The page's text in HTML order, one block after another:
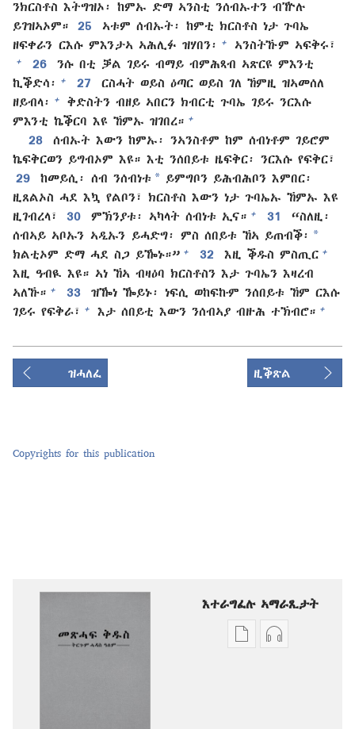
ንክርስቶስ እትግዝኦ፡ ከምኡ ድማ ኣንስቲ ንሰብኡተን ብዅሉ
ይገዝኣኦም።
25
ኣቱም ሰብኡት፡ ከምቲ ክርስቶስ ነታ ጉባኤ
ዘፍቀራን ርእሱ ምእንታኣ ኣሕሊፉ ዝሃበን፡
+ ኣንስትኹም ኣፍቅሩ፣
+ 26
ንሱ በቲ ቓል ገይሩ ብማይ ብምሕጻብ ኣጽርዩ ምእንቲ
ኪቕድሳ፡
+ 27
ርስሓት ወይስ ዕጣር ወይስ ገለ ኸምዚ ዝኣመሰለ
ዘይብላ፡
+
ቅድስትን ብዘይ ኣበርን ክብርቲ ጉባኤ ገይሩ ንርእሱ
ምእንቲ ኬቕርባ እዩ ኸምኡ ዝገበረ። +
28
ሰብኡት እውን ከምኡ፡ ንኣንስቶም ከም ሰብነቶም ገይሮም
ኬፍቅርወን ይግብኦም እዩ። እቲ ንሰበይቱ ዜፍቅር፡ ንርእሱ የፍቅር፣
29
ከመይሲ፡ ሰብ ንሰብነቱ * ይምግቦን ይሕብሕቦን እምበር፡
ዚጸልኦስ ሓደ እኳ የልቦን፣ ክርስቶስ እውን ነታ ጉባኤኡ ኸምኡ እዩ
ዚገብረላ፣
30 ምኽንያቱ፡ ኣካላት ሰብነቱ ኢና። + 31
“ስለዚ፡
ሰብኣይ ኣቦኡን ኣዲኡን ይሓድግ፡ ምስ ሰበይቱ ኸኣ ይጠብቕ፡ *
ክልቲኦም ድማ ሓደ ስጋ ይዀኑ።” + 32 እዚ ቕዱስ ምስጢር +
እዚ ዓብዪ እዩ። ኣነ ኸኣ ብዛዕባ ክርስቶስን እታ ጉባኤን እዛረብ
ኣለኹ። + 33
ዝዀነ ዀይኑ፡ ነፍሲ ወከፍኩም ንሰበይቱ ኸም ርእሱ
ገይሩ የፍቅራ፣
+ እታ ሰበይቲ እውን ንሰብኣያ ብዙሕ ተኽብሮ። +
ዝሓለፈ ዚቕጽል
Copyrights for this publication
እተራግፈሉ ኣማራጺታት
ዲጂታዊቅዳሓት